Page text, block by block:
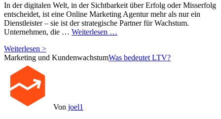
In der digitalen Welt, in der Sichtbarkeit über Erfolg oder Misserfolg
entscheidet, ist eine Online Marketing Agentur mehr als nur ein
Dienstleister – sie ist der strategische Partner für Wachstum.
Unternehmen, die … Weiterlesen …
Weiterlesen >
Marketing und KundenwachstumWas bedeutet LTV?
Von joel1